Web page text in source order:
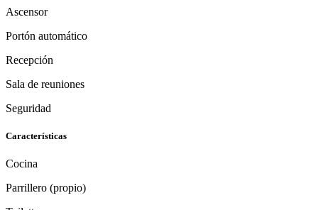
Ascensor
Portón automático
Recepción
Sala de reuniones
Seguridad
Características
Cocina
Parrillero (propio)